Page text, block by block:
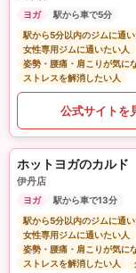
ヨガ
駅から車で5分
駅から5分以内のジムに通
女性専用ジムに通いたい人
姿勢・腰痛・肩こりが気に
ストレスを解消したい人
公式サイトを
ホットヨガのカルド
伊丹店
ヨガ
駅から車で13分
駅から5分以内のジムに通
女性専用ジムに通いたい人
姿勢・腰痛・肩こりが気に
ストレスを解消したい人